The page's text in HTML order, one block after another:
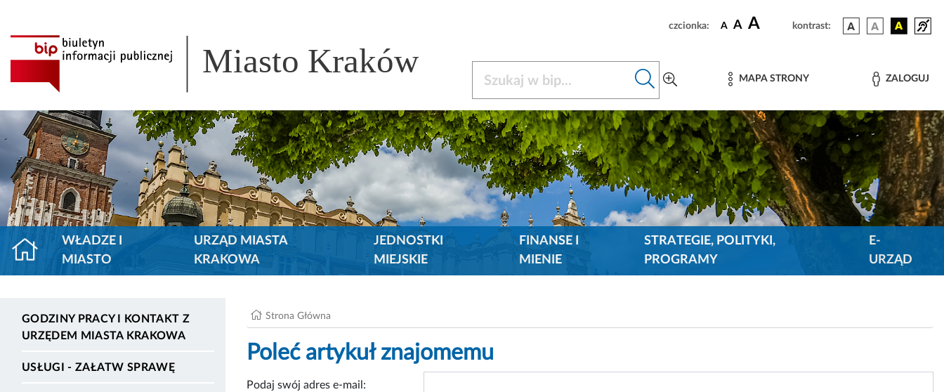
czcionka: A A A kontrast:
Miasto Kraków MAPA STRONY ZALOGUJ
WŁADZE I
MIASTO
URZĄD MIASTA
KRAKOWA
JEDNOSTKI
MIEJSKIE
FINANSE I
MIENIE
STRATEGIE, POLITYKI,
PROGRAMY
E-
URZĄD
GODZINY PRACY I KONTAKT Z
URZĘDEM MIASTA KRAKOWA
USŁUGI - ZAŁATW SPRAWĘ
Strona Główna
Poleć artykuł znajomemu
Podaj swój adres e-mail: